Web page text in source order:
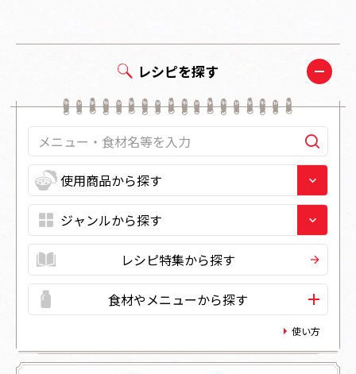
レシピを探す
レシピ特集から探す
食材やメニューから探す
使い方